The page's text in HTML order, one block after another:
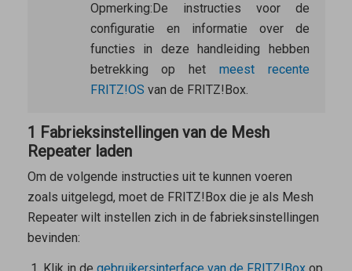
Opmerking:De instructies voor de
configuratie en informatie over de
functies in deze handleiding hebben
betrekking op het meest recente
FRITZ!OS van de FRITZ!Box.
1 Fabrieksinstellingen van de Mesh
Repeater laden
Om de volgende instructies uit te kunnen voeren
zoals uitgelegd, moet de FRITZ!Box die je als Mesh
Repeaterwilt instellen zich in de fabrieksinstellingen
bevinden:
Klik in de gebruikersinterface van de FRITZ!Boxop